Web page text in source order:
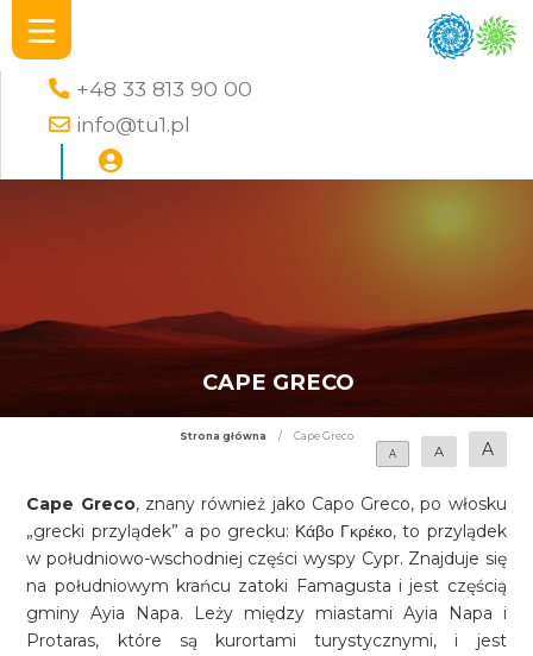
+48 33 813 90 00
info@tu1.pl
CAPE GRECO
Strona główna /
Cape Greco
A
A A
Cape Greco, znany również jako Capo Greco, po włosku
„grecki przylądek” a po grecku: Κάβο Γκρέκο, to przylądek
w południowo-wschodniej części wyspy Cypr. Znajduje się
na południowym krańcu zatoki Famagusta i jest częścią
gminy Ayia Napa. Leży między miastami Ayia Napa i
Protaras, które są kurortami turystycznymi, i jest